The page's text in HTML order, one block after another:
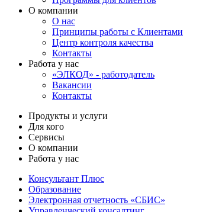
О компании
О нас
Принципы работы с Клиентами
Центр контроля качества
Контакты
Работа у нас
«ЭЛКОД» - работодатель
Вакансии
Контакты
Продукты и услуги
Для кого
Сервисы
О компании
Работа у нас
Консультант Плюс
Образование
Электронная отчетность «СБИС»